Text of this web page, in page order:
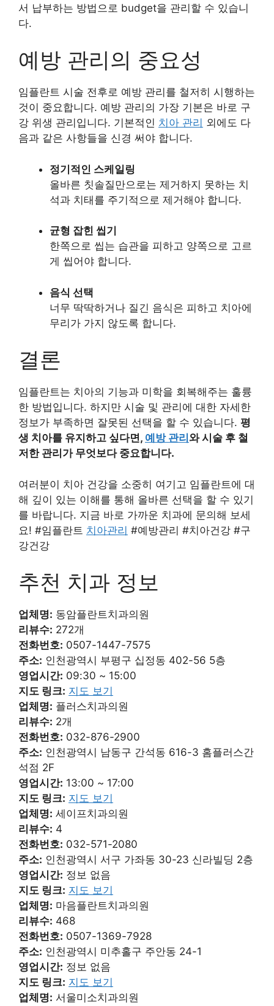
서 납부하는 방법으로 budget을 관리할 수 있습니
다.
예방 관리의 중요성
임플란트 시술 전후로 예방 관리를 철저히 시행하는
것이 중요합니다. 예방 관리의 가장 기본은 바로 구
강 위생 관리입니다. 기본적인 치아 관리 외에도 다
음과 같은 사항들을 신경 써야 합니다.
정기적인 스케일링
올바른 칫솔질만으로는 제거하지 못하는 치
석과 치태를 주기적으로 제거해야 합니다.
균형 잡힌 씹기
한쪽으로 씹는 습관을 피하고 양쪽으로 고르
게 씹어야 합니다.
음식 선택
너무 딱딱하거나 질긴 음식은 피하고 치아에
무리가 가지 않도록 합니다.
결론
임플란트는 치아의 기능과 미학을 회복해주는 훌륭
한 방법입니다. 하지만 시술 및 관리에 대한 자세한
정보가 부족하면 잘못된 선택을 할 수 있습니다. 평
생 치아를 유지하고 싶다면, 예방 관리 와 시술 후 철
저한 관리가 무엇보다 중요합니다.
여러분이 치아 건강을 소중히 여기고 임플란트에 대
해 깊이 있는 이해를 통해 올바른 선택을 할 수 있기
를 바랍니다. 지금 바로 가까운 치과에 문의해 보세
요! #임플란트 치아관리 #예방관리 #치아건강 #구
강건강
추천 치과 정보
업체명: 동암플란트치과의원
리뷰수: 272개
전화번호: 0507-1447-7575
주소: 인천광역시 부평구 십정동 402-56 5층
영업시간: 09:30 ~ 15:00
지도 링크: 지도 보기
업체명: 플러스치과의원
리뷰수: 2개
전화번호: 032-876-2900
주소: 인천광역시 남동구 간석동 616-3 홈플러스간
석점 2F
영업시간: 13:00 ~ 17:00
지도 링크: 지도 보기
업체명: 세이프치과의원
리뷰수: 4
전화번호: 032-571-2080
주소: 인천광역시 서구 가좌동 30-23 신라빌딩 2층
영업시간: 정보 없음
지도 링크: 지도 보기
업체명: 마음플란트치과의원
리뷰수: 468
전화번호: 0507-1369-7928
주소: 인천광역시 미추홀구 주안동 24-1
영업시간: 정보 없음
지도 링크: 지도 보기
업체명: 서울미소치과의원